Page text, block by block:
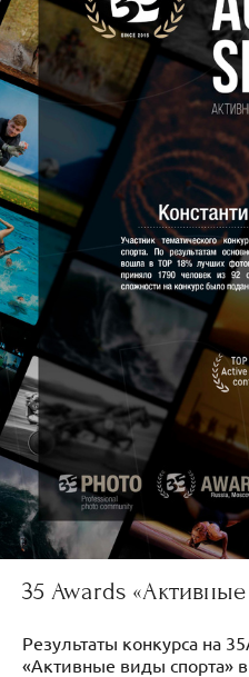
35 Awards
Результаты конкурса на
«Активные виды спорта»